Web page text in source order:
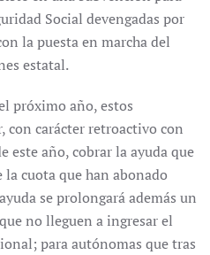
Social devengadas por
la puesta en marcha del
estatal.
próximo año, estos
carácter retroactivo con
este año, cobrar la ayuda que
la cuota que han abonado
se prolongará además un
no lleguen a ingresar el
para autónomas que tras